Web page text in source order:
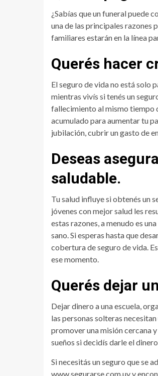
¿Sabías que un funeral puede
una de las principales razones
familiares estarán en la línea
Querés hacer
El seguro de vida no está solo
mientras vivís si tenés un
fallecimiento al mismo tiempo
acumulado para aumentar tu
jubilación, cubrir un gasto de
Deseas
saludable.
Tu salud influye si obtenés un
jóvenes con mejor salud les
estas razones, a menudo es
sano. Si esperas hasta que
cobertura de seguro de vida.
ese momento.
Querés dejar
Dejar dinero a una escuela,
las personas solteras
promover una misión cercana
sueños si decidís darle el
Si necesitás un seguro que se
www.segurarse.com.uyy